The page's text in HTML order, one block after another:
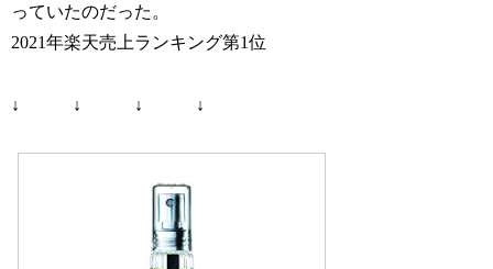
っていたのだった。
2021年楽天売上ランキング第1位
↓ ↓ ↓ ↓